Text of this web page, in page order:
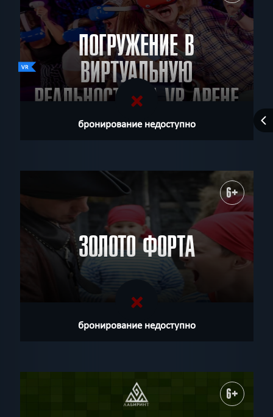
ПОГРУЖЕНИЕ В
ВИРТУАЛЬНУЮ
РЕАЛЬНОСТЬ НА VR АРЕНЕ
КАМЕЛОТ
бронирование недоступно
6+
ЗОЛОТО ФОРТА
бронирование недоступно
6+